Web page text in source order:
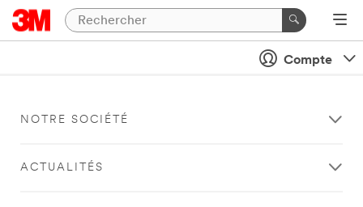
Compte
NOTRE SOCIÉTÉ
ACTUALITÉS